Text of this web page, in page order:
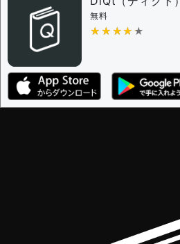
無料
★★★★★
★★★★★